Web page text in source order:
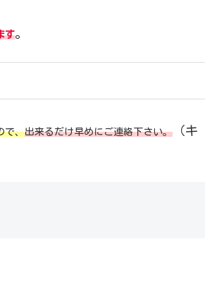
す。
で、出来るだけ早めにご連絡下さい。（キ